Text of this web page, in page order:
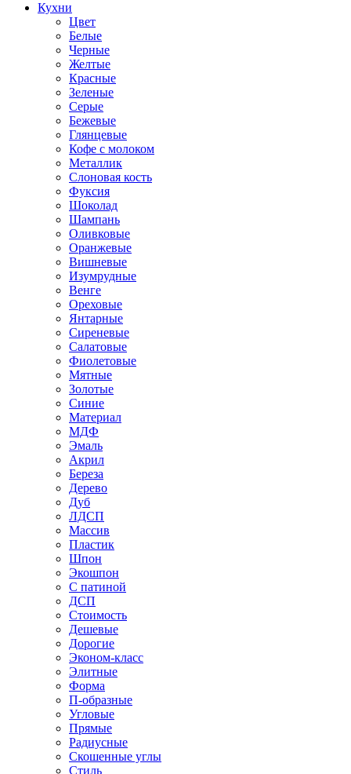
Кухни
Цвет
Белые
Черные
Желтые
Красные
Зеленые
Серые
Бежевые
Глянцевые
Кофе с молоком
Металлик
Слоновая кость
Фуксия
Шоколад
Шампань
Оливковые
Оранжевые
Вишневые
Изумрудные
Венге
Ореховые
Янтарные
Сиреневые
Салатовые
Фиолетовые
Мятные
Золотые
Синие
Материал
МДФ
Эмаль
Акрил
Береза
Дерево
Дуб
ЛДСП
Массив
Пластик
Шпон
Экошпон
С патиной
ДСП
Стоимость
Дешевые
Дорогие
Эконом-класс
Элитные
Форма
П-образные
Угловые
Прямые
Радиусные
Скошенные углы
Стиль